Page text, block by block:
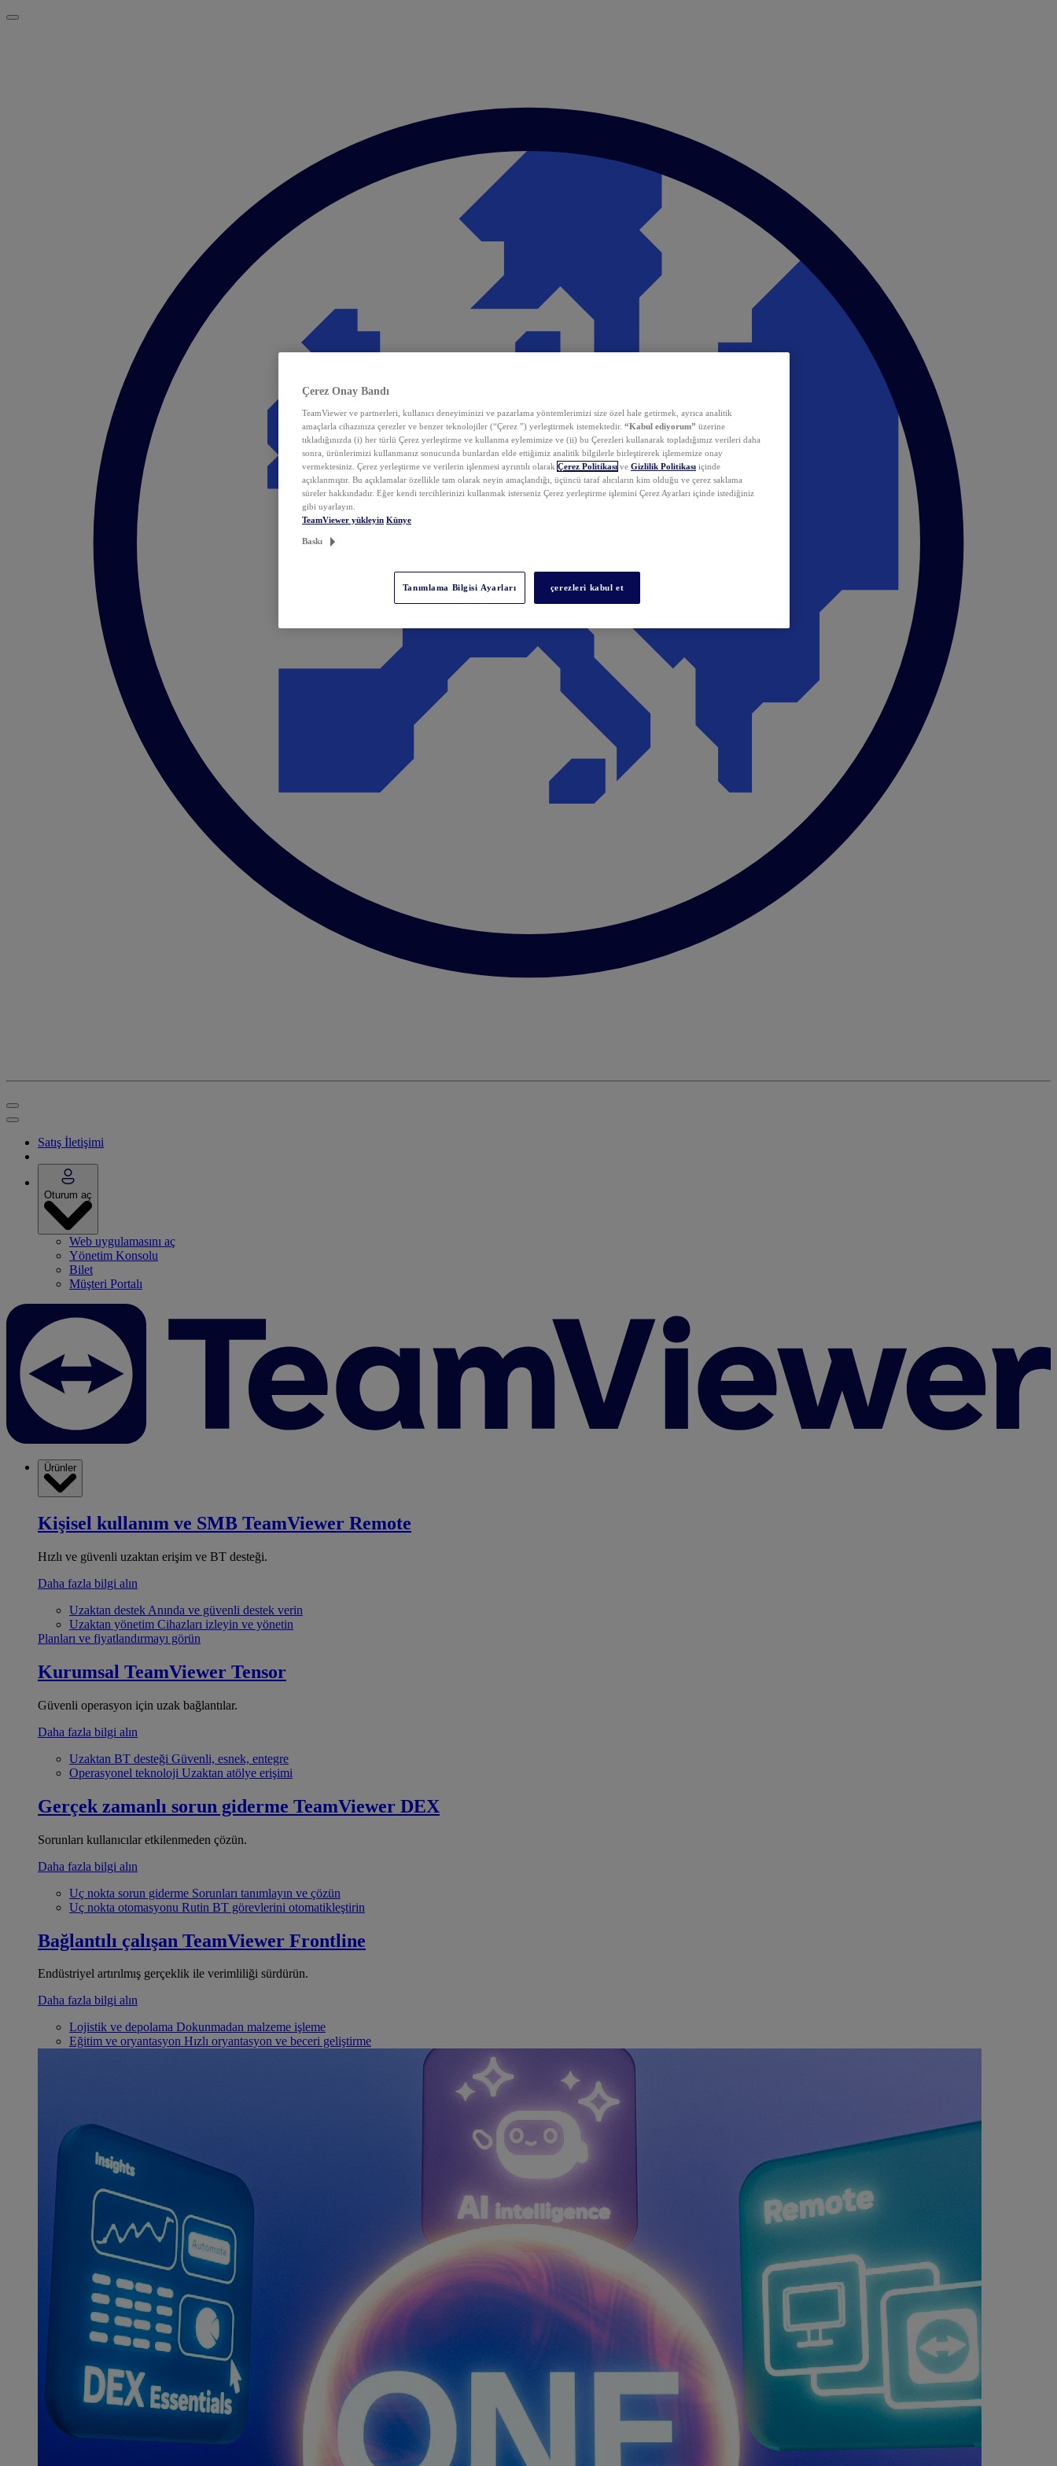
Satış İletişimi
Oturum aç
Web uygulamasını aç
Yönetim Konsolu
Bilet
Müşteri Portalı
Ürünler
Kişisel kullanım ve SMB TeamViewer Remote
Hızlı ve güvenli uzaktan erişim ve BT desteği.
Daha fazla bilgi alın
Uzaktan destek Anında ve güvenli destek verin
Uzaktan yönetim Cihazları izleyin ve yönetin
Planları ve fiyatlandırmayı görün
Kurumsal TeamViewer Tensor
Güvenli operasyon için uzak bağlantılar.
Daha fazla bilgi alın
Uzaktan BT desteği Güvenli, esnek, entegre
Operasyonel teknoloji Uzaktan atölye erişimi
Gerçek zamanlı sorun giderme TeamViewer DEX
Sorunları kullanıcılar etkilenmeden çözün.
Daha fazla bilgi alın
Uç nokta sorun giderme Sorunları tanımlayın ve çözün
Uç nokta otomasyonu Rutin BT görevlerini otomatikleştirin
Bağlantılı çalışan TeamViewer Frontline
Endüstriyel artırılmış gerçeklik ile verimliliği sürdürün.
Daha fazla bilgi alın
Lojistik ve depolama Dokunmadan malzeme işleme
Eğitim ve oryantasyon Hızlı oryantasyon ve beceri geliştirme
Çerez Onay Bandı
TeamViewer ve partnerleri, kullanıcı deneyiminizi ve pazarlama yöntemlerimizi size özel hale getirmek, ayrıca analitik
amaçlarla cihazınıza çerezler ve benzer teknolojiler (“Çerez ”) yerleştirmek istemektedir. “Kabul ediyorum” üzerine
tıkladığınızda (i) her türlü Çerez yerleştirme ve kullanma eylemimize ve (ii) bu Çerezleri kullanarak topladığımız verileri daha
sonra, ürünlerimizi kullanmanız sonucunda bunlardan elde ettiğimiz analitik bilgilerle birleştirerek işlememize onay
vermektesiniz. Çerez yerleştirme ve verilerin işlenmesi ayrıntılı olarak Çerez Politikası ve Gizlilik Politikası içinde
açıklanmıştır. Bu açıklamalar özellikle tam olarak neyin amaçlandığı, üçüncü taraf alıcıların kim olduğu ve çerez saklama
süreler hakkındadır. Eğer kendi tercihlerinizi kullanmak isterseniz Çerez yerleştirme işlemini Çerez Ayarları içinde istediğiniz
gibi uyarlayın.
TeamViewer yükleyin Künye
Baskı
Tanımlama Bilgisi Ayarları çerezleri kabul et